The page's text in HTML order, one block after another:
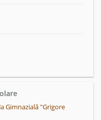
Gimnazială "Grigore